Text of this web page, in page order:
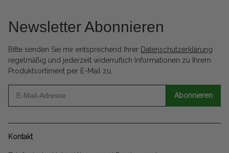
Newsletter Abonnieren
Bitte senden Sie mir entsprechend Ihrer Datenschutzerklärung
regelmäßig und jederzeit widerruflich Informationen zu Ihrem
Produktsortiment per E-Mail zu.
Abonnieren
Kontakt